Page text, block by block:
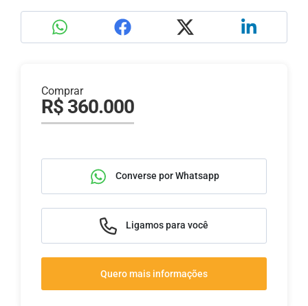
Comprar
R$ 360.000
Converse por Whatsapp
Ligamos para você
Quero mais informações